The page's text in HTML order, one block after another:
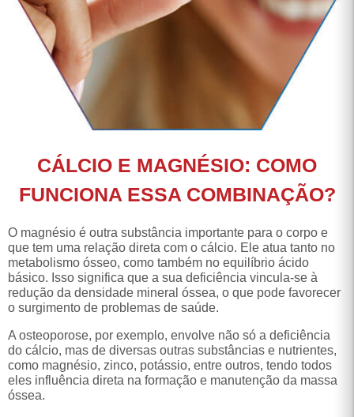
FUNCIONA ESSA COMBINAÇÃO?
O magnésio é outra substância importante para o corpo e
metabolismo ósseo, como também no equilíbrio ácido
básico. Isso significa que a sua deficiência vincula-se à
redução da densidade mineral óssea, o que pode favorecer
o surgimento de problemas de saúde.
A osteoporose, por exemplo, envolve não só a deficiência
como magnésio, zinco, potássio, entre outros, tendo todos
eles influência direta na formação e manutenção da massa
óssea.
Além do cuidado com a alimentação e o consumo das